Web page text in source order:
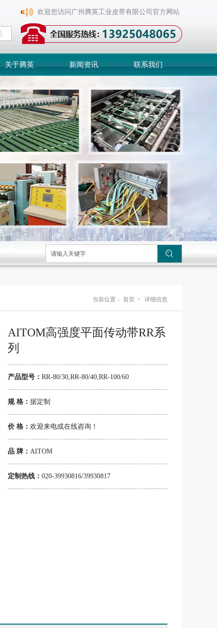
欢迎您访问广州腾英工业皮带有限公司官方网站
关于腾英 新闻资讯 联系我们
当前位置： 首页 > 详细信息
AITOM高强度平面传动带RR系
列
产品型号： RR-80/30,RR-80/40,RR-100/60
规 格： 据定制
价 格： 欢迎来电或在线咨询！
品 牌： AITOM
定制热线： 020-39930816/39930817